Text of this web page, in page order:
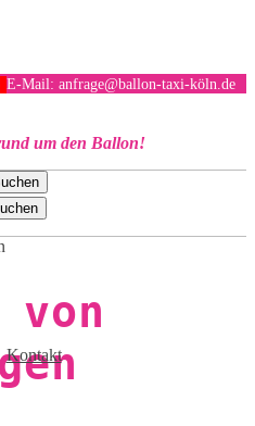
E-Mail: anfrage@ballon-taxi-köln.de
um den Ballon!
Kontakt